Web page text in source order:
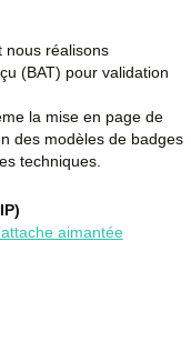
€ 996,00 €
€ 1 872,00 €
€ 3 192,00 €
€
nous réalisons
(BAT) pour validation
la mise en page de
des modèles de badges
techniques.
aimantée